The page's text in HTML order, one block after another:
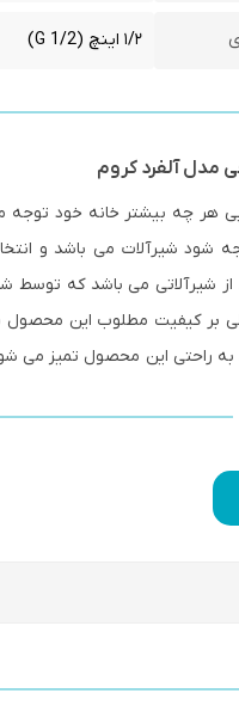
۱/۲ اینچ (G 1/2)
مدل آلفرد کروم
هر چه بیشتر خانه خود توجه
شود شیرآلات می باشد و
از شیرآلاتی می باشد که توسط
بر کیفیت مطلوب این محصول
به راحتی این محصول تمیز می